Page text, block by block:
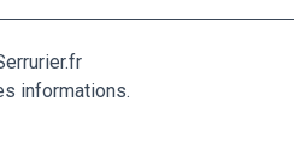
informations.